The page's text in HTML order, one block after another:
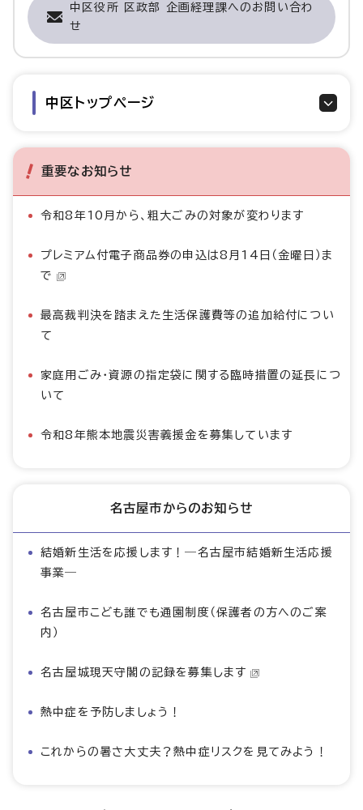
中区役所 区政部 企画経理課へのお問い合わ
せ
中区トップページ
重要なお知らせ
令和8年10月から、粗大ごみの対象が変わります
プレミアム付電子商品券の申込は8月14日（金曜日）ま
で
最高裁判決を踏まえた生活保護費等の追加給付につい
て
家庭用ごみ・資源の指定袋に関する臨時措置の延長につ
いて
令和8年熊本地震災害義援金を募集しています
名古屋市からのお知らせ
結婚新生活を応援します！―名古屋市結婚新生活応援
事業―
名古屋市こども誰でも通園制度（保護者の方へのご案
内）
名古屋城現天守閣の記録を募集します
熱中症を予防しましょう！
これからの暑さ大丈夫？熱中症リスクを見てみよう！